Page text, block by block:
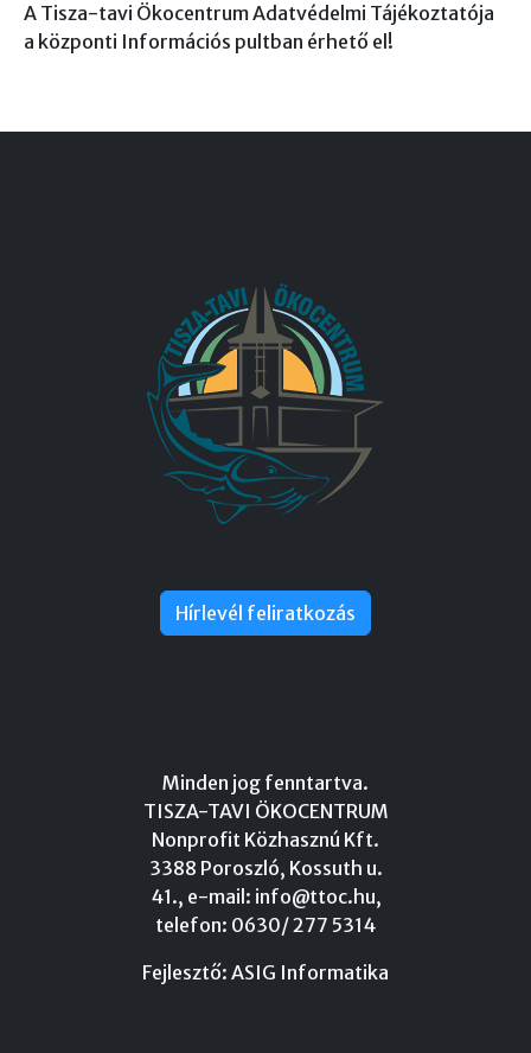
A Tisza-tavi Ökocentrum Adatvédelmi Tájékoztatója
a központi Információs pultban érhető el!
Hírlevél feliratkozás
Minden jog fenntartva.
TISZA-TAVI ÖKOCENTRUM
Nonprofit Közhasznú Kft.
3388 Poroszló, Kossuth u.
41., e-mail: info@ttoc.hu,
telefon: 0630/ 277 5314
Fejlesztő: ASIG Informatika